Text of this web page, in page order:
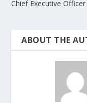
Chief Executive Officer
ABOUT THE